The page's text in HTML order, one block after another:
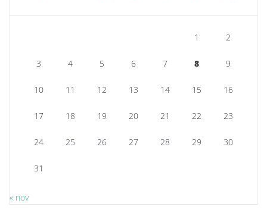
1 2
3 4 5 6 7 8 9
10 11 12 13 14 15 16
17 18 19 20 21 22 23
24 25 26 27 28 29 30
31
« nov